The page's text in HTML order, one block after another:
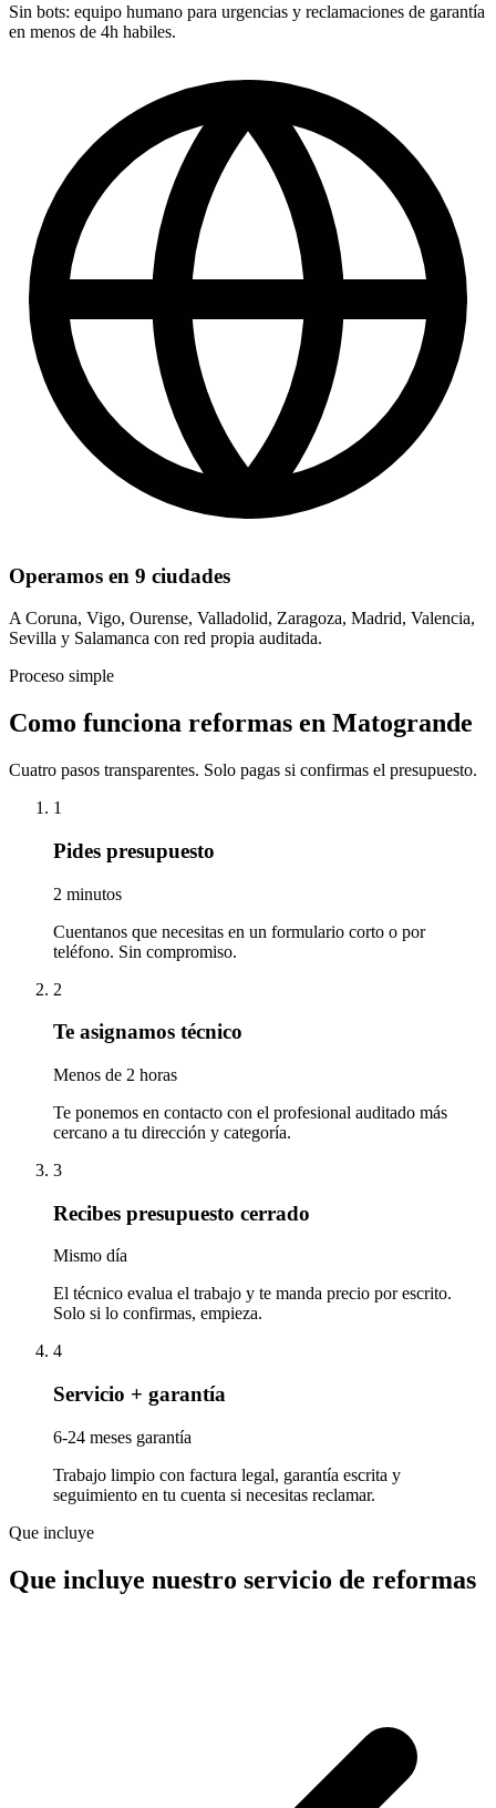
Sin bots: equipo humano para urgencias y reclamaciones de garantía
en menos de 4h habiles.
Operamos en 9 ciudades
A Coruna, Vigo, Ourense, Valladolid, Zaragoza, Madrid, Valencia,
Sevilla y Salamanca con red propia auditada.
Proceso simple
Como funciona reformas en Matogrande
Cuatro pasos transparentes. Solo pagas si confirmas el presupuesto.
1
Pides presupuesto
2 minutos
Cuentanos que necesitas en un formulario corto o por
teléfono. Sin compromiso.
2
Te asignamos técnico
Menos de 2 horas
Te ponemos en contacto con el profesional auditado más
cercano a tu dirección y categoría.
3
Recibes presupuesto cerrado
Mismo día
El técnico evalua el trabajo y te manda precio por escrito.
Solo si lo confirmas, empieza.
4
Servicio + garantía
6-24 meses garantía
Trabajo limpio con factura legal, garantía escrita y
seguimiento en tu cuenta si necesitas reclamar.
Que incluye
Que incluye nuestro servicio de reformas